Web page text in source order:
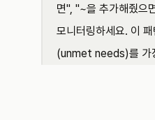
면", "~을 추가해줬으
모니터링하세요. 이
(unmet needs)를 가